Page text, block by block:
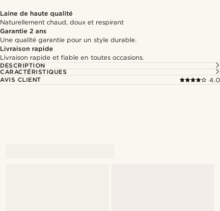
Laine de haute qualité
Naturellement chaud, doux et respirant
Garantie 2 ans
Une qualité garantie pour un style durable.
Livraison rapide
Livraison rapide et fiable en toutes occasions.
DESCRIPTION
CARACTÉRISTIQUES
AVIS CLIENT
4.0